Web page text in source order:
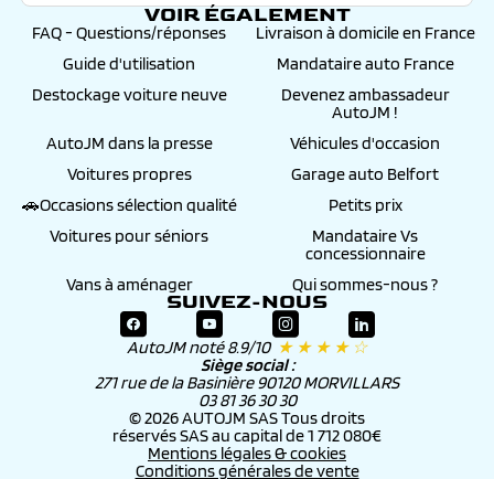
VOIR ÉGALEMENT
FAQ - Questions/réponses
Livraison à domicile en France
Guide d'utilisation
Mandataire auto France
Destockage voiture neuve
Devenez ambassadeur
AutoJM !
AutoJM dans la presse
Véhicules d'occasion
Voitures propres
Garage auto Belfort
🚗Occasions sélection qualité
Petits prix
Voitures pour séniors
Mandataire Vs
concessionnaire
Vans à aménager
Qui sommes-nous ?
SUIVEZ-NOUS
AutoJM noté 8.9/10 ★ ★ ★ ★ ☆
Siège social :
271 rue de la Basinière 90120 MORVILLARS
03 81 36 30 30
© 2026 AUTOJM SAS Tous droits
réservés SAS au capital de 1 712 080€
Mentions légales & cookies
Conditions générales de vente